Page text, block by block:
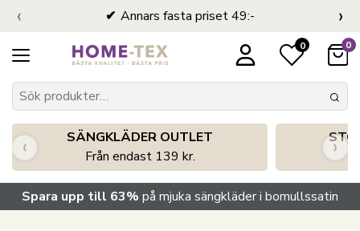
Annars fasta priset 49:-
‹ ›
0 0
SÄNGKLÄDER OUTLET
Från endast 139 kr.
‹ ›
Spara upp till 63% på mjuka sängkläder i bomullssatin